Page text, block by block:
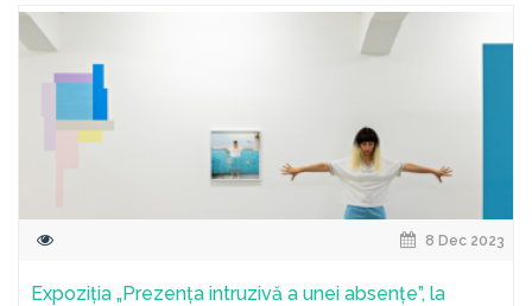
8 Dec 2023
Expoziția „Prezența intruzivă a unei absențe”, la